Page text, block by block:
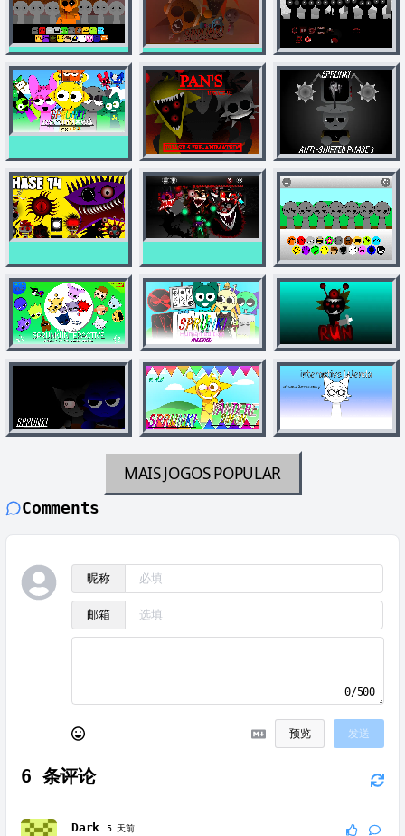
MAIS JOGOSPOPULAR
Comments
昵称
邮箱
0/500
预览 发送
6 条评论
Dark 5 天前